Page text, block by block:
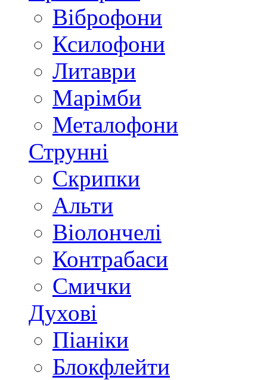
Віброфони
Ксилофони
Литаври
Марімби
Металофони
Струнні
Скрипки
Альти
Віолончелі
Контрабаси
Смички
Духові
Піаніки
Блокфлейти